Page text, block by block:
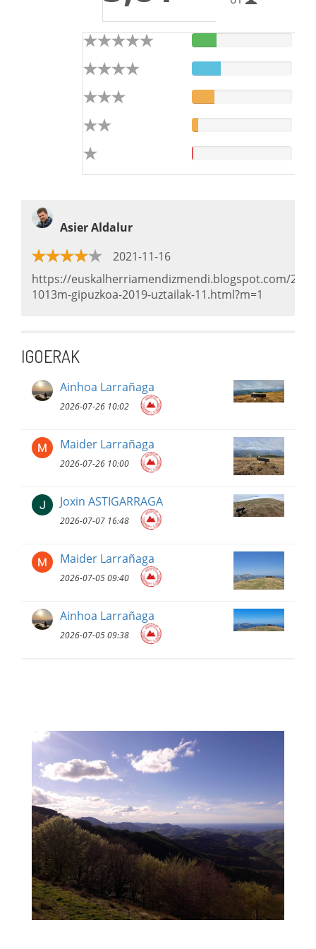
Asier Aldalur
2021-11-16
https://euskalherriamendizmendi.blogspot.com/
1013m-gipuzkoa-2019-uztailak-11.html?m=1
IGOERAK
Ainhoa Larrañaga
2026-07-26 10:02
Maider Larrañaga
2026-07-26 10:00
Joxin ASTIGARRAGA
2026-07-07 16:48
Maider Larrañaga
2026-07-05 09:40
Ainhoa Larrañaga
2026-07-05 09:38